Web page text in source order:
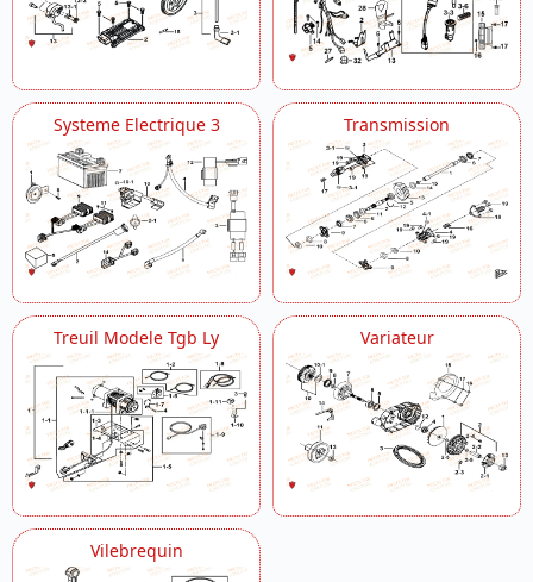
Systeme Electrique 3 Transmission
Treuil Modele Tgb Ly Variateur
Vilebrequin